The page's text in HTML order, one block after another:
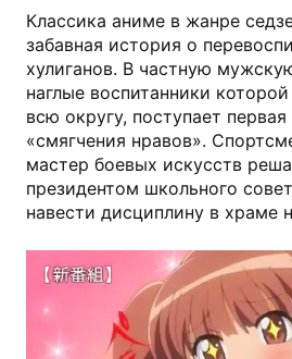
Классика аниме в жанре
забавная история о
хулиганов. В частную
наглые воспитанники
всю округу, поступает
«смягчения нравов».
мастер боевых искусств
президентом школьного
навести дисциплину в храме